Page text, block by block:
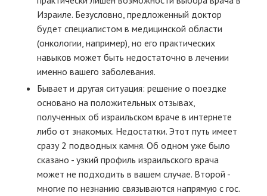
Израиле. Безусловно, предложенный доктор
будет специалистом в медицинской области
(онкологии, например), но его практических
навыков может быть недостаточно в лечении
именно вашего заболевания.
Бывает и другая ситуация: решение о поездке
основано на положительных отзывах,
полученных об израильском враче в интернете
либо от знакомых. Недостатки. Этот путь имеет
сразу 2 подводных камня. Об одном уже было
сказано - узкий профиль израильского врача
может не подходить в вашем случае. Второй -
многие по незнанию связываются напрямую с гос.